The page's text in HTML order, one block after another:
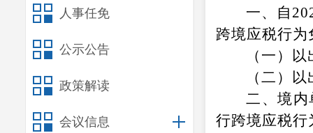
人事任免
公示公告
政策解读
会议信息
一、自
跨境应税行
（一）
（二）
二、境内
行跨境应税